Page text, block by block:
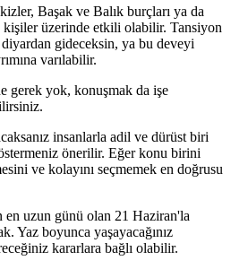
Başak ve Balık burçları ya da
üzerinde etkili olabilir. Tansiyon
gideceksin, ya bu deveyi
varılabilir.
gerek yok, konuşmak da işe
insanlarla adil ve dürüst biri
önerilir. Eğer konu birini
ve kolayını seçmemek en doğrusu
en uzun günü olan 21 Haziran'la
Yaz boyunca yaşayacağınız
kararlara bağlı olabilir.